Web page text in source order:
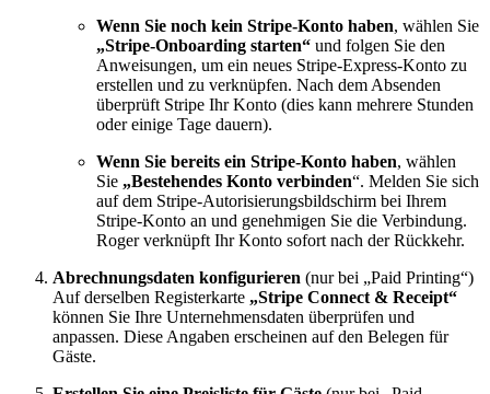
Wenn Sie noch kein Stripe-Konto haben, wählen Sie
„Stripe-Onboarding starten“ und folgen Sie den
Anweisungen, um ein neues Stripe-Express-Konto zu
erstellen und zu verknüpfen. Nach dem Absenden
überprüft Stripe Ihr Konto (dies kann mehrere Stunden
oder einige Tage dauern).
Wenn Sie bereits ein Stripe-Konto haben, wählen
Sie „Bestehendes Konto verbinden“. Melden Sie sich
auf dem Stripe-Autorisierungsbildschirm bei Ihrem
Stripe-Konto an und genehmigen Sie die Verbindung.
Roger verknüpft Ihr Konto sofort nach der Rückkehr.
Abrechnungsdaten konfigurieren (nur bei „Paid Printing“)
Auf derselben Registerkarte „Stripe Connect & Receipt“
können Sie Ihre Unternehmensdaten überprüfen und
anpassen. Diese Angaben erscheinen auf den Belegen für
Gäste.